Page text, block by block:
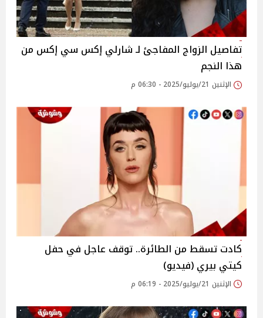
تفاصيل الزواج المفاجئ لـ شارلي إكس سي إكس من
هذا النجم
الإثنين 21/يوليو/2025 - 06:30 م
كادت تسقط من الطائرة.. توقف عاجل في حفل
كيتي بيري (فيديو)
الإثنين 21/يوليو/2025 - 06:19 م